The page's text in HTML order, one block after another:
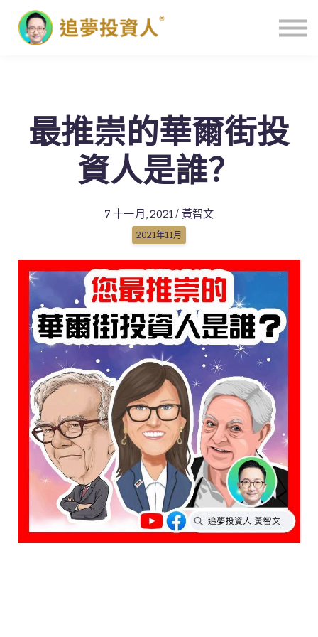
主頁
最推崇的華爾街投
資人是誰？
7 十一月, 2021 / 黃智文
2021年11月